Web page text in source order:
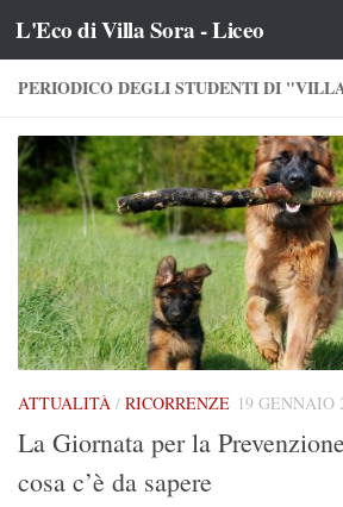
Salta al contenuto
L'Eco di Villa Sora - Liceo
PERIODICO DEGLI STUDENTI DI
ATTUALITÀ / RICORRENZE 19 GENNAIO
La Giornata per la
cosa c’è da sapere